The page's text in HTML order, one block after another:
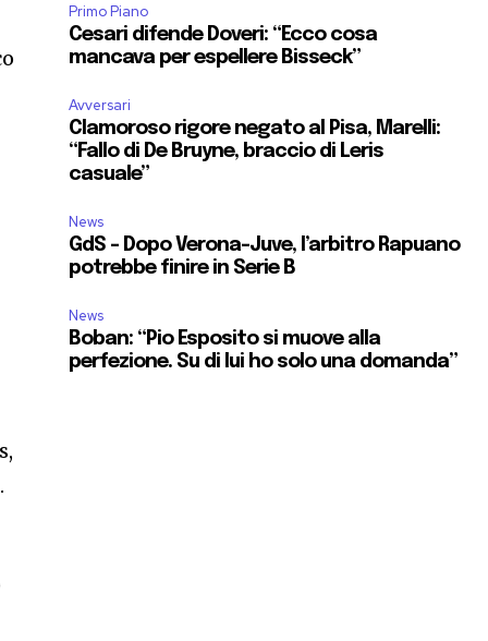
Primo Piano
Cesari difende Doveri: “Ecco cosa
mancava per espellere Bisseck”
Avversari
Clamoroso rigore negato al Pisa, Marelli:
“Fallo di De Bruyne, braccio di Leris
casuale”
News
GdS – Dopo Verona-Juve, l’arbitro Rapuano
potrebbe finire in Serie B
News
Boban: “Pio Esposito si muove alla
perfezione. Su di lui ho solo una domanda”